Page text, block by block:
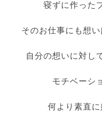
寝ずに作った
そのお仕事にも想
自分の想いに対し
モチベーシ
何より素直に